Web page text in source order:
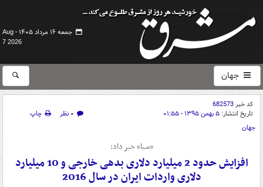
جمعه ۱۶ مرداد ۱۴۰۵ -
Aug
7 2026
جهان
کد خبر682573
تاریخ انتشار: ۵ بهمن ۱۳۹۵ - ۰۱:۵۵ ۰ نظر
چاپ
جهان
«سیا» خبر داد:
افزایش حدود 2 میلیارد دلاری بدهی‌ خارجی و 10 میلیارد
دلاری واردات ایران در سال 2016